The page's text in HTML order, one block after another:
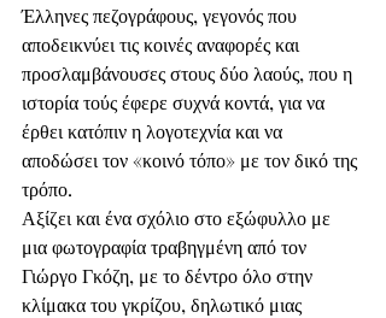
Έλληνες πεζογράφους, γεγονός που
αποδεικνύει τις κοινές αναφορές και
προσλαμβάνουσες στους δύο λαούς, που η
ιστορία τούς έφερε συχνά κοντά, για να
έρθει κατόπιν η λογοτεχνία και να
αποδώσει τον «κοινό τόπο» με τον δικό της
τρόπο.
Αξίζει και ένα σχόλιο στο εξώφυλλο με
μια φωτογραφία τραβηγμένη από τον
Γιώργο Γκόζη, με το δέντρο όλο στην
κλίμακα του γκρίζου, δηλωτικό μιας